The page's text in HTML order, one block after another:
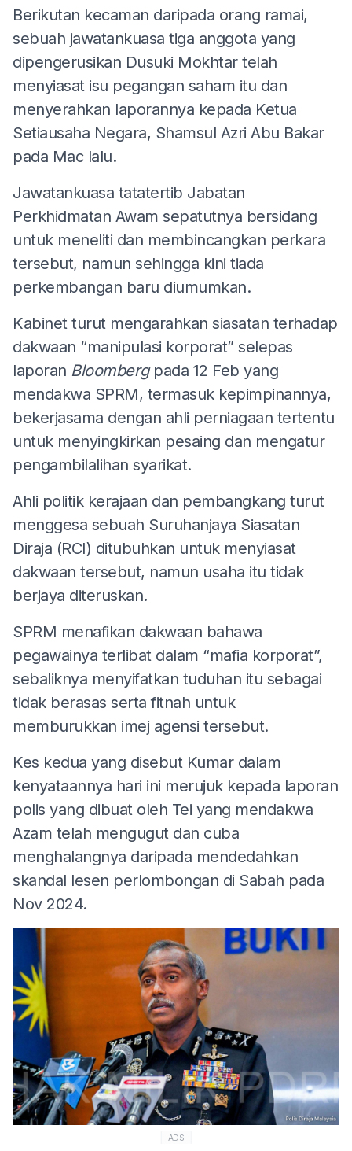
Berikutan kecaman daripada orang ramai,
sebuah jawatankuasa tiga anggota yang
dipengerusikan Dusuki Mokhtar telah
menyiasat isu pegangan saham itu dan
menyerahkan laporannya kepada Ketua
Setiausaha Negara, Shamsul Azri Abu Bakar
pada Mac lalu.
Jawatankuasa tatatertib Jabatan
Perkhidmatan Awam sepatutnya bersidang
untuk meneliti dan membincangkan perkara
tersebut, namun sehingga kini tiada
perkembangan baru diumumkan.
Kabinet turut mengarahkan siasatan terhadap
dakwaan “manipulasi korporat” selepas
laporan Bloombergpada 12 Feb yang
mendakwa SPRM, termasuk kepimpinannya,
bekerjasama dengan ahli perniagaan tertentu
untuk menyingkirkan pesaing dan mengatur
pengambilalihan syarikat.
Ahli politik kerajaan dan pembangkang turut
menggesa sebuah Suruhanjaya Siasatan
Diraja (RCI) ditubuhkan untuk menyiasat
dakwaan tersebut, namun usaha itu tidak
berjaya diteruskan.
SPRM menafikan dakwaan bahawa
pegawainya terlibat dalam “mafia korporat”,
sebaliknya menyifatkan tuduhan itu sebagai
tidak berasas serta fitnah untuk
memburukkan imej agensi tersebut.
Kes kedua yang disebut Kumar dalam
kenyataannya hari ini merujuk kepada laporan
polis yang dibuat oleh Tei yang mendakwa
Azam telah mengugut dan cuba
menghalangnya daripada mendedahkan
skandal lesen perlombongan di Sabah pada
Nov 2024.
ADS